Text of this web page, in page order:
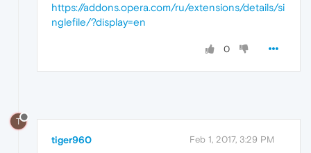
https://addons.opera.com/ru/extensions/details/si
nglefile/?display=en
0
T
tiger960 Feb 1, 2017, 3:29 PM